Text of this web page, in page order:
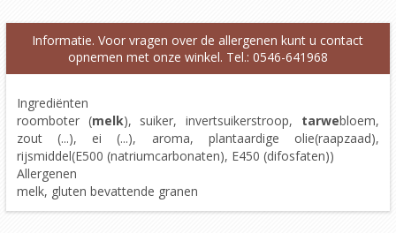
Informatie. Voor vragen over de allergenen kunt u contact
opnemen met onze winkel. Tel.: 0546-641968
Ingrediënten
roomboter (melk), suiker, invertsuikerstroop, tarwebloem,
zout (...), ei (...), aroma, plantaardige olie(raapzaad),
rijsmiddel(E500 (natriumcarbonaten), E450 (difosfaten))
Allergenen
melk, gluten bevattende granen